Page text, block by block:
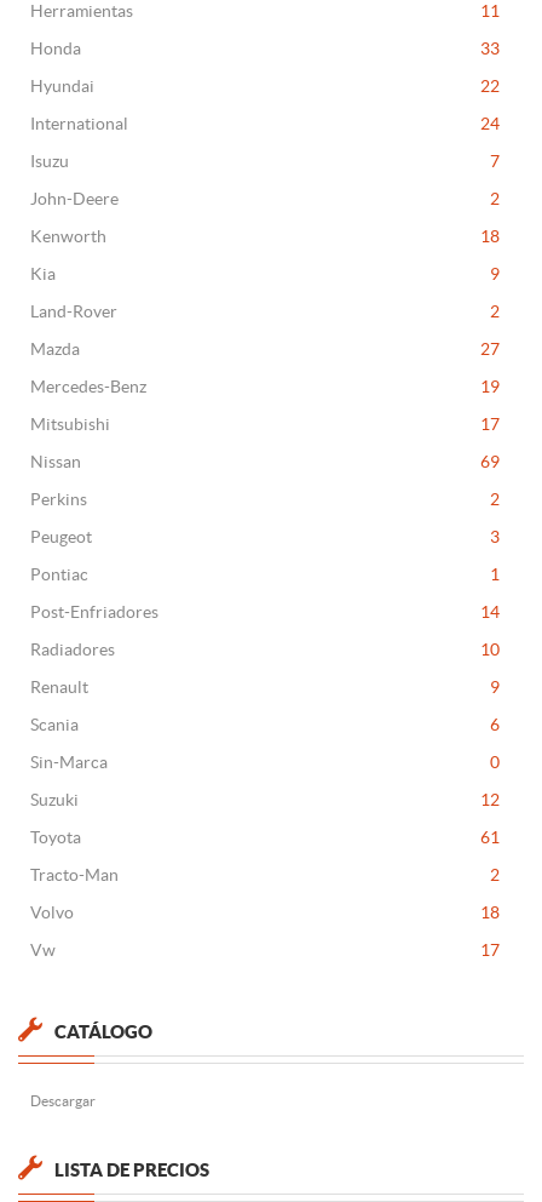
Herramientas
11
Honda
33
Hyundai
22
International
24
Isuzu
7
John-Deere
2
Kenworth
18
Kia
9
Land-Rover
2
Mazda
27
Mercedes-Benz
19
Mitsubishi
17
Nissan
69
Perkins
2
Peugeot
3
Pontiac
1
Post-Enfriadores
14
Radiadores
10
Renault
9
Scania
6
Sin-Marca
0
Suzuki
12
Toyota
61
Tracto-Man
2
Volvo
18
Vw
17
CATÁLOGO
Descargar
LISTA DE PRECIOS